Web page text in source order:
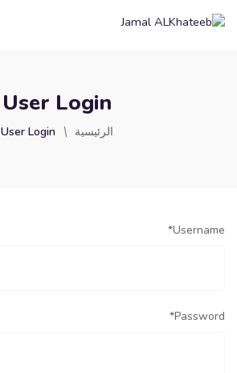
User Login
الرئيسية User Login
Username
*
Password
*